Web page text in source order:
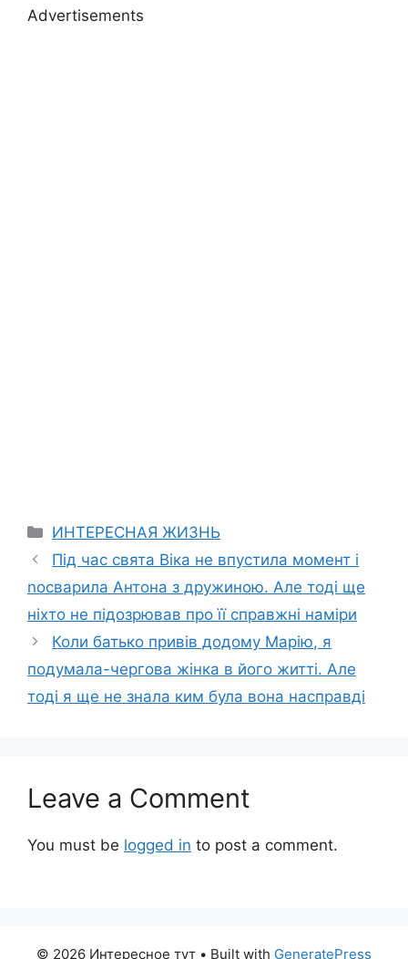
Advertisements
Categories
ИНТЕРЕСНАЯ ЖИЗНЬ
Під час свята Віка не впустила момент і
nосварила Антона з дружиною. Але тоді ще
ніхто не підозрював про її справжні наміри
Коли батько привів додому Марію, я
подумала-чергова жінка в його житті. Але
тоді я ще не знала ким була вона насправді
Leave a Comment
You must be logged in to post a comment.
© 2026 Интересное тут • Built with GeneratePress